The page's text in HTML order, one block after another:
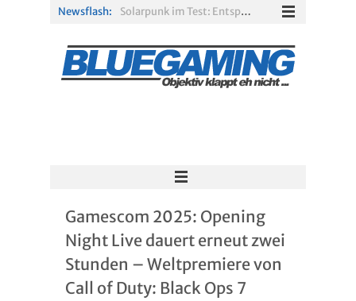
Newsflash:
Solarpunk im Test: Entspannter Aufbau über den Wolken
PS Plus Extra und Premium: Erste Abgänge für August 2026 bestätigt
Gamescom 2026: Sony fehlt zum siebten Mal in Folge
R.E.P.O. im Test: Chaos, Koop und viel Spannung
Gamescom 2025: Opening
Night Live dauert erneut zwei
Stunden – Weltpremiere von
Call of Duty: Black Ops 7